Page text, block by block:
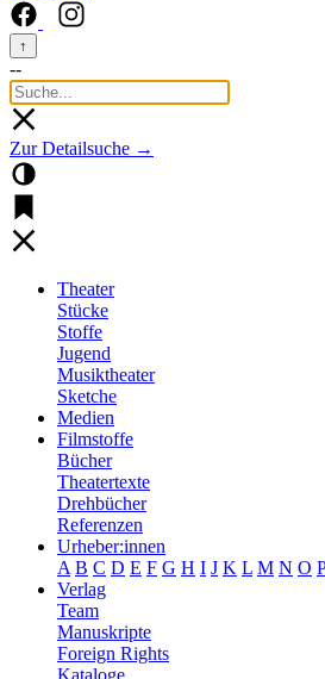
↑
--
Zur Detailsuche →
Theater
Stücke
Stoffe
Jugend
Musiktheater
Sketche
Medien
Filmstoffe
Bücher
Theatertexte
Drehbücher
Referenzen
Urheber:innen
A B C D E F G H I J K L M N O P
Verlag
Team
Manuskripte
Foreign Rights
Kataloge